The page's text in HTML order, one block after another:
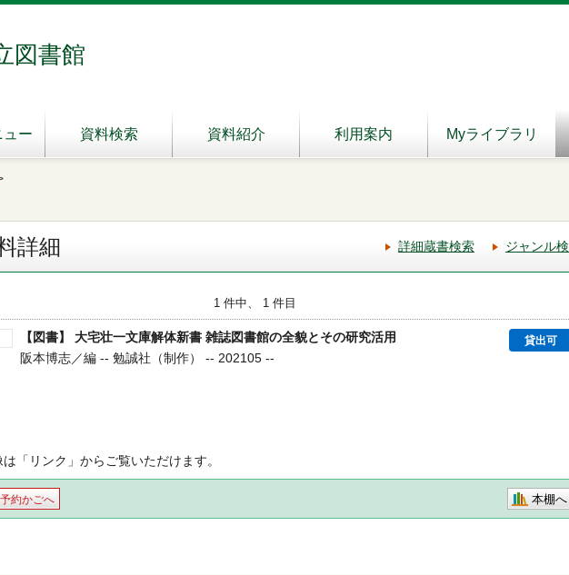
図書館
ュー 資料検索 資料紹介 利用案内 Myライブラリ
詳細 詳細蔵書検索 ジャンル
1 件中、 1 件目
【図書】 大宅壮一文庫解体新書 雑誌図書館の全貌とその研究活用 貸出可
阪本博志／編 -- 勉誠社（制作） -- 202105 --
「リンク」からご覧いただけます。
予約かごへ 本棚へ